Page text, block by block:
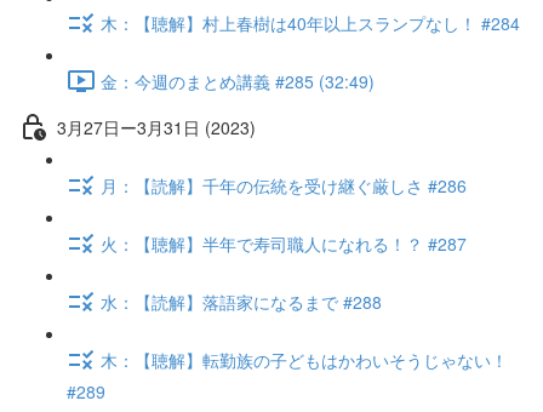
木：【聴解】村上春樹は40年以上スランプなし！ #284
金：今週のまとめ講義 #285 (32:49)
3月27日ー3月31日 (2023)
月：【読解】千年の伝統を受け継ぐ厳しさ #286
火：【聴解】半年で寿司職人になれる！？ #287
水：【読解】落語家になるまで #288
木：【聴解】転勤族の子どもはかわいそうじゃない！
#289